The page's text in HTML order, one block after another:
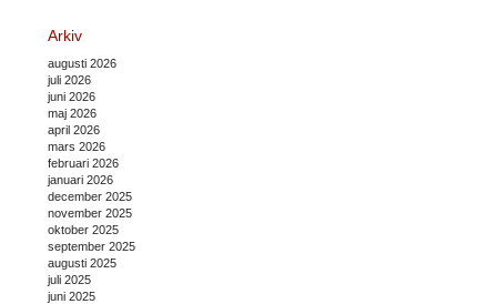
Arkiv
augusti 2026
juli 2026
juni 2026
maj 2026
april 2026
mars 2026
februari 2026
januari 2026
december 2025
november 2025
oktober 2025
september 2025
augusti 2025
juli 2025
juni 2025